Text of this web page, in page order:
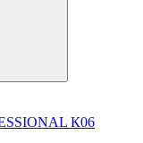
К06